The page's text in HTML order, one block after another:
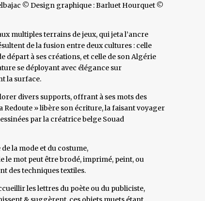
© Design graphique : Barluet Hourquet ©
multiples terrains de jeux, qui jeta l’ancre
de la fusion entre deux cultures : celle
à ses créations, et celle de son Algérie
se déployant avec élégance sur
la surface.
divers supports, offrant à ses mots des
Redoute » libère son écriture, la faisant voyager
par la créatrice belge Souad
la mode et du costume,
le mot peut être brodé, imprimé, peint, ou
des techniques textiles.
les lettres du poète ou du publiciste,